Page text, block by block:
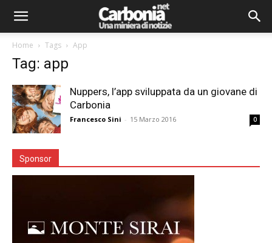
Home Tags App
Tag: app
Nuppers, l’app sviluppata da un giovane di
Carbonia
Francesco Sini - 15 Marzo 2016 0
Sponsor